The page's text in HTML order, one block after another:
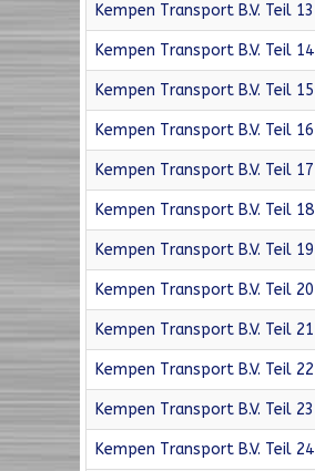
Kempen Transport B.V. Teil 13
Kempen Transport B.V. Teil 14
Kempen Transport B.V. Teil 15
Kempen Transport B.V. Teil 16
Kempen Transport B.V. Teil 17
Kempen Transport B.V. Teil 18
Kempen Transport B.V. Teil 19
Kempen Transport B.V. Teil 20
Kempen Transport B.V. Teil 21
Kempen Transport B.V. Teil 22
Kempen Transport B.V. Teil 23
Kempen Transport B.V. Teil 24